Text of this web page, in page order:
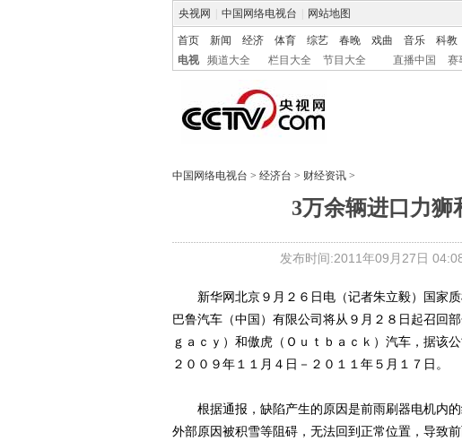
央视网 中国网络电视台 网站地图
首页 新闻 经济 体育 综艺 春晚 戏曲 音乐 科教
电视
频道大全 栏目大全 节目大全 直播中国 赛
中国网络电视台 > 经济台 > 财经资讯 >
3万余辆进口力狮
发布时间:2011年09月27日
新华网北京９月２６日电（记者朱立毅）国家质
巴鲁汽车（中国）有限公司将从９月２８日起召回
ｇａｃｙ）和傲虎（Ｏｕｔｂａｃｋ）汽车，据该
２００９年１１月４日－２０１１年５月１７日。
根据通报，缺陷产生的原因是前雨刷器电机内的
外部原因被积雪等阻碍，无法回到正常位置，导致